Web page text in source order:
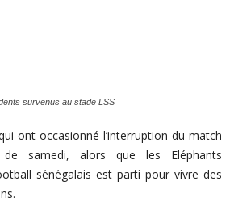
survenus au stade LSS
ont occasionné l’interruption du match
de samedi, alors que les Eléphants
sénégalais est parti pour vivre des